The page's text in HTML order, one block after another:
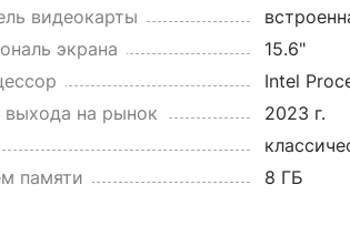
видеокарты
экрана
15.6"
Intel
выхода на рынок
2023 г.
памяти
8 ГБ